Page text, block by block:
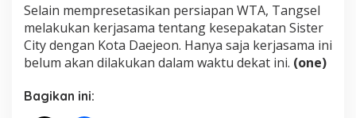
Selain mempresetasikan persiapan WTA, Tangsel
melakukan kerjasama tentang kesepakatan Sister
City dengan Kota Daejeon. Hanya saja kerjasama ini
belum akan dilakukan dalam waktu dekat ini. (one)
Bagikan ini: